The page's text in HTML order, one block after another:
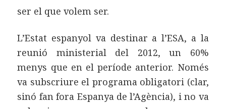
ser el que volem ser.
L’Estat espanyol va destinar a l’ESA, a la
reunió ministerial del 2012, un 60%
menys que en el període anterior. Només
va subscriure el programa obligatori (clar,
sinó fan fora Espanya de l’Agència), i no va